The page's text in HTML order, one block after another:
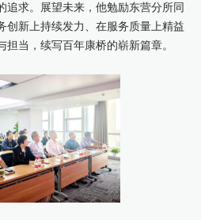
追求。展望未来，他勉励东营分所同
创新上持续发力、在服务质量上精益
当，续写百年康桥的崭新篇章。